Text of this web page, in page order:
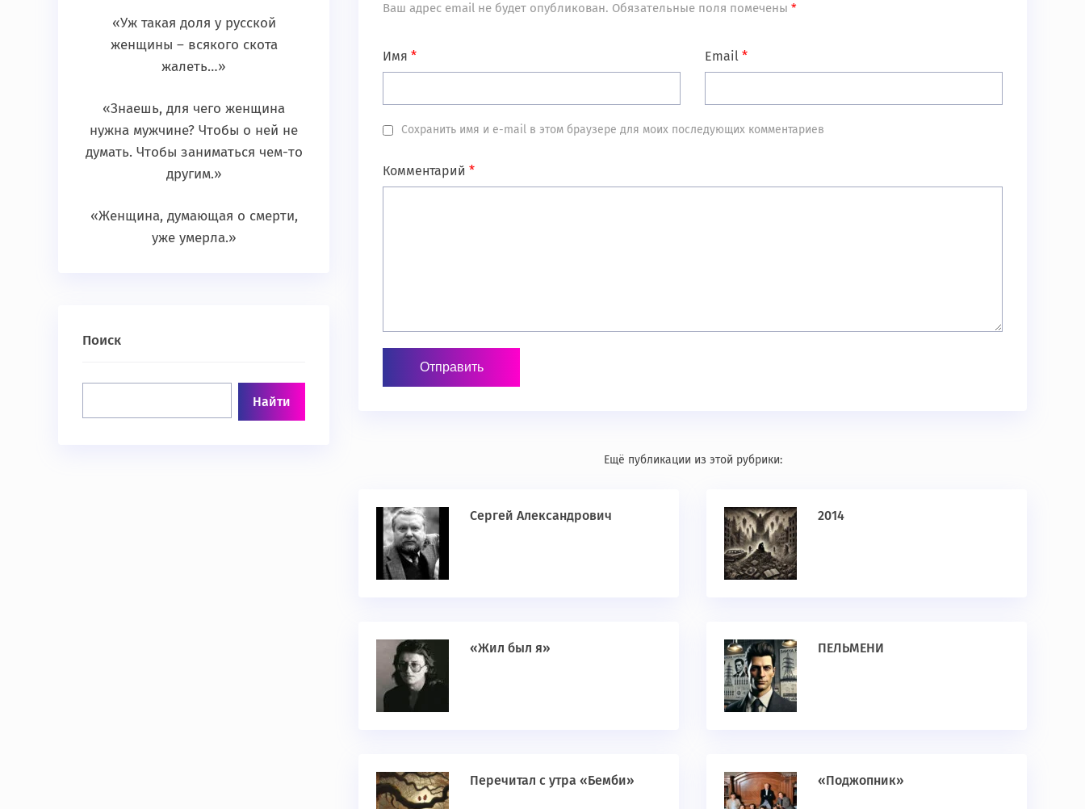
Ваш адрес email не будет опубликован. Обязательные поля помечены *
Имя * Email*
Сохранить имя и e-mail в этом браузере для моих последующих комментариев
Комментарий *
Ещё публикации из этой рубрики:
Сергей Александрович 2014
«Жил был я» ПЕЛЬМЕНИ
Перечитал с утра «Бемби» «Поджопник»
«Уж такая доля у русской
женщины – всякого скота
жалеть…»
«Знаешь, для чего женщина
нужна мужчине? Чтобы о ней не
думать. Чтобы заниматься чем-то
другим.»
«Женщина, думающая о смерти,
уже умерла.»
Поиск